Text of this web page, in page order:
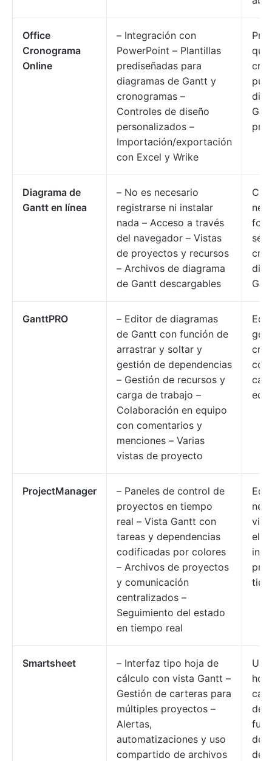
Office
Cronograma
Online
– Integración con
PowerPoint – Plantillas
prediseñadas para
diagramas de Gantt y
cronogramas –
Controles de diseño
personalizados –
Importación/exportación
con Excel y Wrike
que
Diagrama de
Gantt en línea
– No es necesario
registrarse ni instalar
nada – Acceso a través
del navegador – Vistas
de proyectos y recursos
– Archivos de diagrama
de Gantt descargables
GanttPRO
– Editor de diagramas
de Gantt con función de
arrastrar y soltar y
gestión de dependencias
– Gestión de recursos y
carga de trabajo –
Colaboración en equipo
con comentarios y
menciones – Varias
vistas de proyecto
ProjectManager
– Paneles de control de
proyectos en tiempo
real – Vista Gantt con
tareas y dependencias
codificadas por colores
– Archivos de proyectos
y comunicación
centralizados –
Seguimiento del estado
en tiempo real
Smartsheet
– Interfaz tipo hoja de
cálculo con vista Gantt –
Gestión de carteras para
múltiples proyectos –
Alertas,
automatizaciones y uso
compartido de archivos
de
de